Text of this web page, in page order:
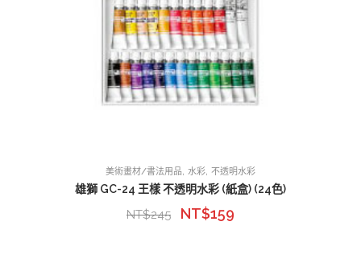
美術畫材/書法用品 水彩 不透明水彩
雄獅 GC-24 王樣 不透明水彩 (紙盒) (24色)
NT$245 NT$159